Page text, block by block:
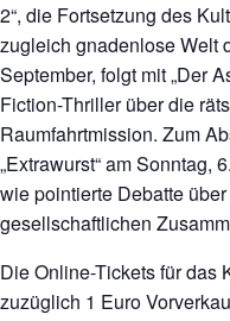
2“, die Fortsetzung des
zugleich gnadenlose Welt
September, folgt mit „Der
Fiction-Thriller über die
Raumfahrtmission. Zum
„Extrawurst“ am Sonntag,
wie pointierte Debatte
gesellschaftlichen
Die Online-Tickets für das
zuzüglich 1 Euro